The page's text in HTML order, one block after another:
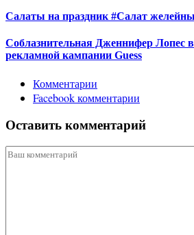
Салаты на праздник #Салат
Соблазнительная Дженнифер Лопес
рекламной кампании Guess
Комментарии
Facebook комментарии
Оставить комментарий